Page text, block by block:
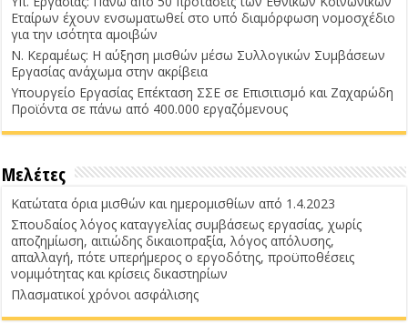
Εταίρων έχουν ενσωματωθεί στο υπό διαμόρφωση νομοσχέδιο
για την ισότητα αμοιβών
Ν. Κεραμέως: Η αύξηση μισθών μέσω Συλλογικών Συμβάσεων
Εργασίας ανάχωμα στην ακρίβεια
Υπουργείο Εργασίας Επέκταση ΣΣΕ σε Επισιτισμό και Ζαχαρώδη
Προϊόντα σε πάνω από 400.000 εργαζόμενους
Μελέτες
Κατώτατα όρια μισθών και ημερομισθίων από 1.4.2023
Σπουδαίος λόγος καταγγελίας συμβάσεως εργασίας, χωρίς
αποζημίωση, αιτιώδης δικαιοπραξία, λόγος απόλυσης,
απαλλαγή, πότε υπερήμερος ο εργοδότης, προϋποθέσεις
νομιμότητας και κρίσεις δικαστηρίων
Πλασματικοί χρόνοι ασφάλισης